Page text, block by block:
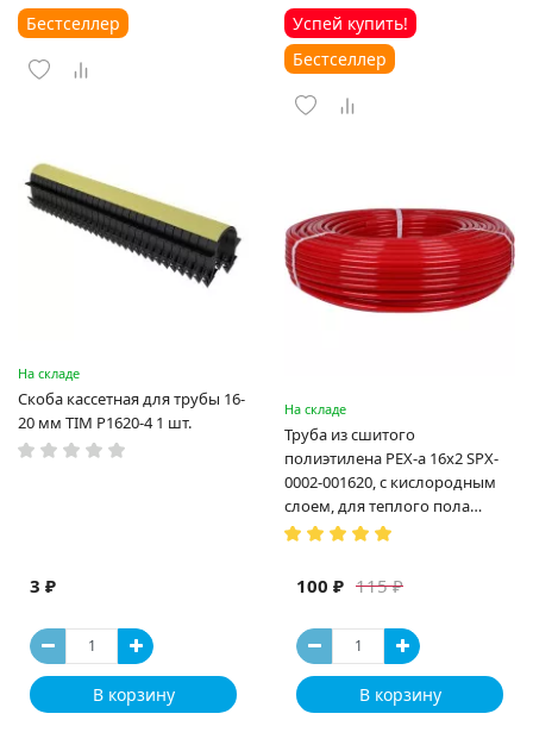
Бестселлер
На складе
Скоба кассетная для трубы 16-
20 мм TIM P1620-4 1 шт.
3 ₽
В корзину
Успей купить!
Бестселлер
На складе
Труба из сшитого
полиэтилена PEX-a 16х2 SPX-
0002-001620, с кислородным
слоем, для теплого пола
(Испания)
115 ₽
100 ₽
В корзину